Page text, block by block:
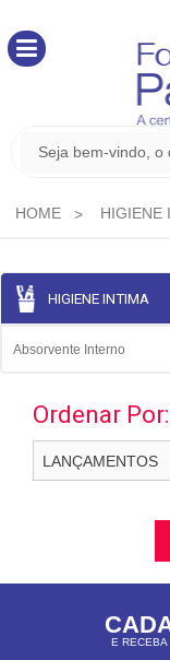
HOME HIGIENE
HIGIENE INTIMA
Absorvente Interno
Ordenar Por:
E RECEBA